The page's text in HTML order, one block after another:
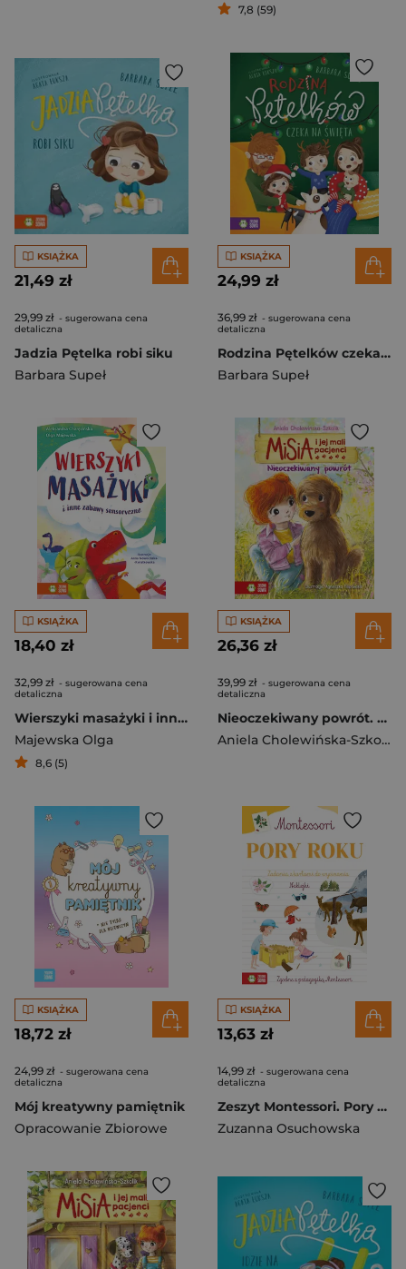
7,8 (59)
KSIĄŻKA
21,49 zł
29,99 zł - sugerowana cena
detaliczna
Jadzia Pętelka robi siku
Barbara Supeł
KSIĄŻKA
24,99 zł
36,99 zł - sugerowana cena
detaliczna
Rodzina Pętelków czeka święta
Barbara Supeł
KSIĄŻKA
18,40 zł
32,99 zł - sugerowana cena
detaliczna
Wierszyki masażyki i inne zabawy sensoryczne
Majewska Olga
8,6 (5)
KSIĄŻKA
26,36 zł
39,99 zł - sugerowana cena
detaliczna
Nieoczekiwany powrót. Misia i jej mali pacjenci
Aniela Cholewińska-Szkolik
KSIĄŻKA
18,72 zł
24,99 zł - sugerowana cena
detaliczna
Mój kreatywny pamiętnik
Opracowanie Zbiorowe
KSIĄŻKA
13,63 zł
14,99 zł - sugerowana cena
detaliczna
Zeszyt Montessori. Pory roku
Zuzanna Osuchowska